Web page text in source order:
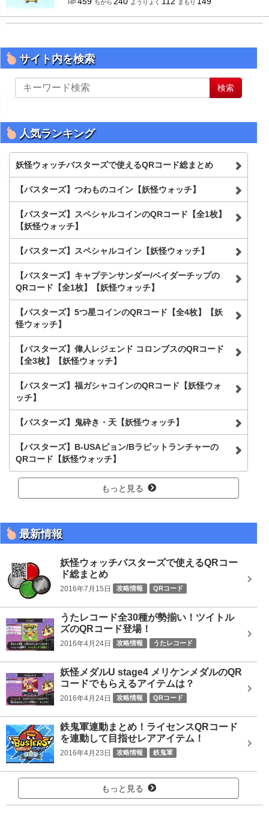
HP ちから ようりょく まもり
サイト内を検索
イ
を
検
索
検索
人気ランキング
妖怪ウォッチバスターズで使えるQRコード総まとめ
【バスターズ】つわものコイン【妖怪ウォッチ】
【バスターズ】スペシャルコインのQRコード【全1枚】
【妖怪ウォッチ】
【バスターズ】スペシャルコイン【妖怪ウォッチ】
【バスターズ】キャプテンサンダー/ベイダーチップの
QRコード【全1枚】【妖怪ウォッチ】
【バスターズ】5つ星コインのQRコード【全4枚】【妖
怪ウォッチ】
【バスターズ】偉人レジェンド コロンブスのQRコード
【全3枚】【妖怪ウォッチ】
【バスターズ】福ガシャコインのQRコード【妖怪ウォ
ッチ】
【バスターズ】鬼砕き・天【妖怪ウォッチ】
【バスターズ】B-USAピョン/Bラビットランチャーの
QRコード【妖怪ウォッチ】
もっと見る
最新情報
妖怪ウォッチバスターズで使えるQRコー
ド総まとめ
2016年7月15日 攻略情報 QRコード
うたレコード全30種が勢揃い！ツイトル
ズのQRコード登場！
2016年4月24日 攻略情報 うたレコード
妖怪メダルU stage4 メリケンメダルのQR
コードでもらえるアイテムは？
2016年4月24日 攻略情報 QRコード
鉄鬼軍連動まとめ！ライセンスQRコード
を連動して目指せレアアイテム！
2016年4月23日 攻略情報 鉄鬼軍
もっと見る